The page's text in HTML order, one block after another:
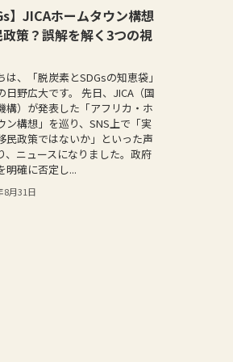
】JICAホームタウン構想
策？誤解を解く3つの視
は、「脱炭素とSDGsの知恵袋」
日野広大です。 先日、JICA（国
構）が発表した「アフリカ・ホ
ン構想」を巡り、SNS上で「実
民政策ではないか」といった声
、ニュースになりました。政府
明確に否定し...
8月31日